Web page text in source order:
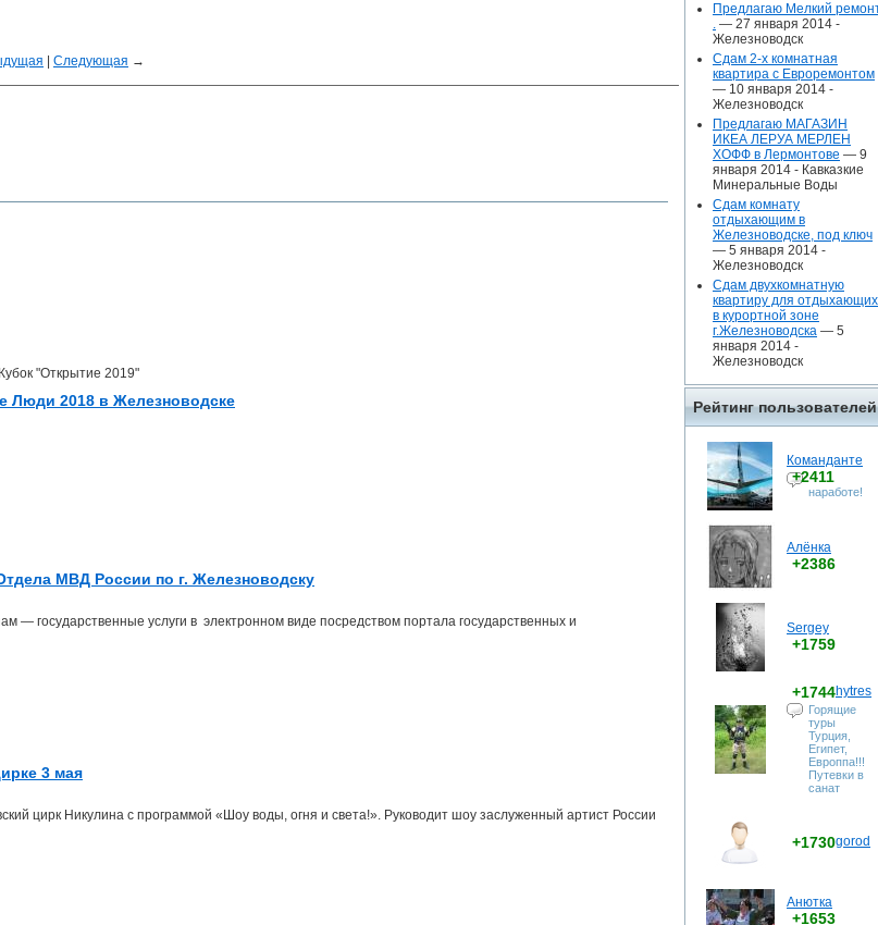
Следующая →
"Открытие 2019"
Люди 2018 в Железноводске
МВД России по г. Железноводску
— государственные услуги в электронном виде посредством портала государственных и
3 мая
цирк Никулина с программой «Шоу воды, огня и света!». Руководит шоу заслуженный артист России
Предлагаю Мелкий
. — 27 января 2014 -
Железноводск
Сдам 2-х комнатная
квартира с Евроремонтом
— 10 января 2014 -
Железноводск
Предлагаю МАГАЗИН
ИКЕА ЛЕРУА МЕРЛЕН
ХОФФ в Лермонтове — 9
января 2014 - Кавказкие
Минеральные Воды
Сдам комнату
отдыхающим в
Железноводске, под ключ
— 5 января 2014 -
Железноводск
Сдам двухкомнатную
квартиру для отдыхающих
в курортной зоне
г.Железноводска — 5
января 2014 -
Железноводск
Рейтинг пользователей
Команданте
+2411
наработе!
Алёнка
+2386
Sergey
+1759
hytres
+1744
Горящие
туры
Турция,
Египет,
Европпа!!!
Путевки в
санат
gorod
+1730
Анютка
+1653